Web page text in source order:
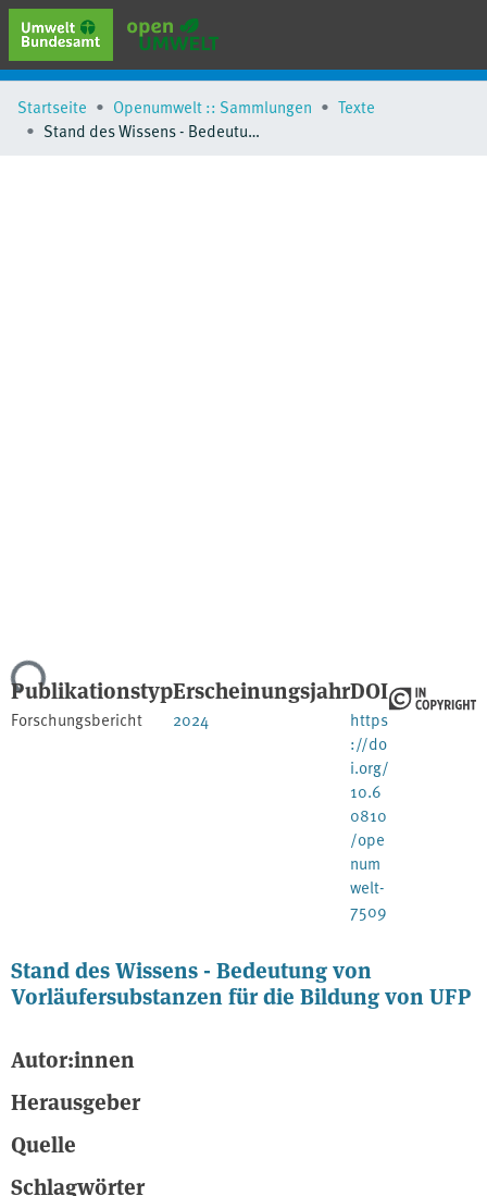
erweiterte Suche
Browse
Startseite Openumwelt :: Sammlungen
Texte
Stand des Wissens - Bedeutung von Vorläufersubstanzen für die Bildung von UFP
Publikationstyp
Forschungsbericht
Erscheinungsjahr
2024
DOI
https
://do
i.org/
10.6
0810
/ope
num
welt-
7509
Stand des Wissens - Bedeutung von
Vorläufersubstanzen für die Bildung von UFP
Autor:innen
Herausgeber
Quelle
Schlagwörter